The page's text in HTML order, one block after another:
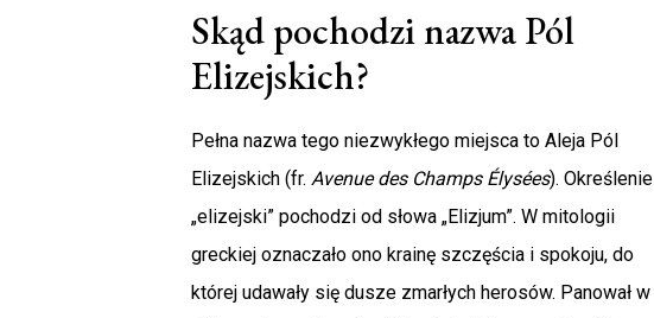
Skąd pochodzi nazwa Pól
Elizejskich?
Pełna nazwa tego niezwykłego miejsca to Aleja Pól
Elizejskich (fr. Avenue des Champs Élysées). Określenie
„elizejski” pochodzi od słowa „Elizjum”. W mitologii
greckiej oznaczało ono krainę szczęścia i spokoju, do
której udawały się dusze zmarłych herosów. Panował w